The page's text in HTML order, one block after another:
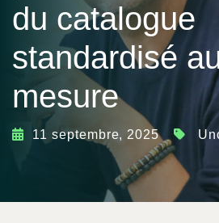
du catalogue
standardisé
mesure
11 septembre, 2025